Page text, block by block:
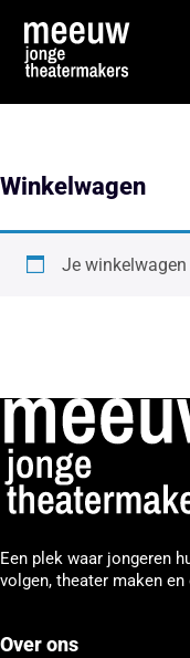
Winkelwagen
Je
Een plek waar jongeren
volgen, theater maken
Over ons